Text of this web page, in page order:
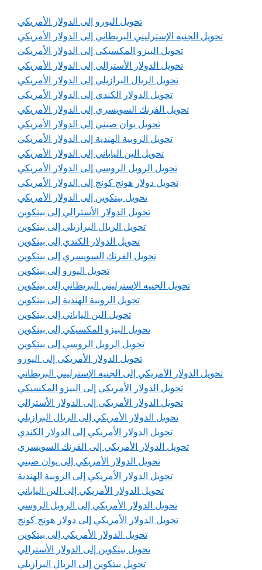
تحويل اليورو إلى الدولار الأمريكي
تحويل الجنيه الإسترليني البريطاني إلى الدولار الأمريكي
تحويل البيزو المكسيكي إلى الدولار الأمريكي
تحويل الدولار الأسترالي إلى الدولار الأمريكي
تحويل الريال البرازيلي إلى الدولار الأمريكي
تحويل الدولار الكندي إلى الدولار الأمريكي
تحويل الفرنك السويسري إلى الدولار الأمريكي
تحويل يوان صيني إلى الدولار الأمريكي
تحويل الروبية الهندية إلى الدولار الأمريكي
تحويل الين الياباني إلى الدولار الأمريكي
تحويل الروبل الروسي إلى الدولار الأمريكي
تحويل دولار هونج كونج إلى الدولار الأمريكي
تحويل بيتكوين إلى الدولار الأمريكي
تحويل الدولار الأسترالي إلى بيتكوين
تحويل الريال البرازيلي إلى بيتكوين
تحويل الدولار الكندي إلى بيتكوين
تحويل الفرنك السويسري إلى بيتكوين
تحويل اليورو إلى بيتكوين
تحويل الجنيه الإسترليني البريطاني إلى بيتكوين
تحويل الروبية الهندية إلى بيتكوين
تحويل الين الياباني إلى بيتكوين
تحويل البيزو المكسيكي إلى بيتكوين
تحويل الروبل الروسي إلى بيتكوين
تحويل الدولار الأمريكي إلى اليورو
تحويل الدولار الأمريكي إلى الجنيه الإسترليني البريطاني
تحويل الدولار الأمريكي إلى البيزو المكسيكي
تحويل الدولار الأمريكي إلى الدولار الأسترالي
تحويل الدولار الأمريكي إلى الريال البرازيلي
تحويل الدولار الأمريكي إلى الدولار الكندي
تحويل الدولار الأمريكي إلى الفرنك السويسري
تحويل الدولار الأمريكي إلى يوان صيني
تحويل الدولار الأمريكي إلى الروبية الهندية
تحويل الدولار الأمريكي إلى الين الياباني
تحويل الدولار الأمريكي إلى الروبل الروسي
تحويل الدولار الأمريكي إلى دولار هونج كونج
تحويل الدولار الأمريكي إلى بيتكوين
تحويل بيتكوين إلى الدولار الأسترالي
تحويل بيتكوين إلى الريال البرازيلي